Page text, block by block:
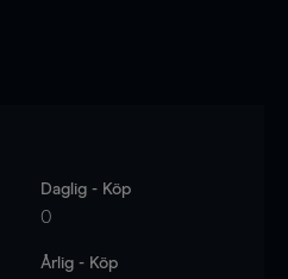
Daglig - Köp
0
Årlig - Köp